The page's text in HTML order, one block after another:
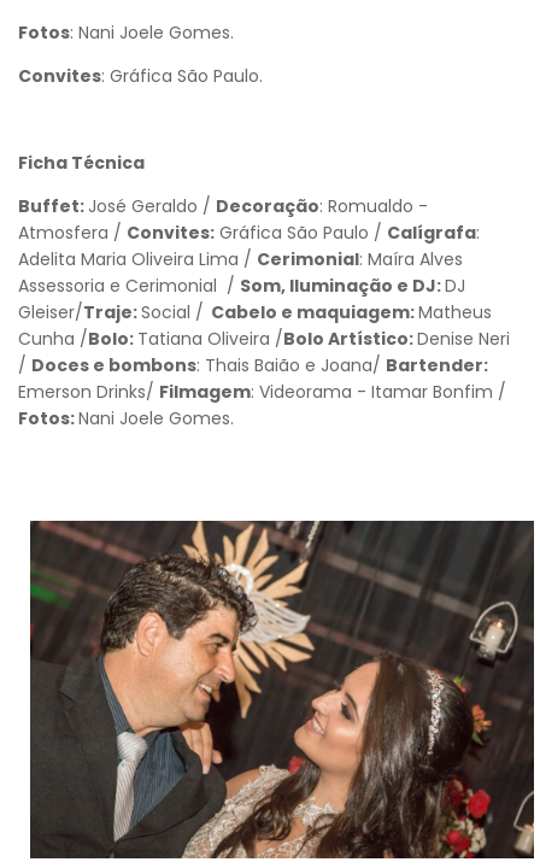
Voltar
Fotos: Nani Joele Gomes.
Convites: Gráfica São Paulo.
Ficha Técnica
Buffet: José Geraldo / Decoração: Romualdo -
Atmosfera / Convites: Gráfica São Paulo / Calígrafa:
Adelita Maria Oliveira Lima / Cerimonial: Maíra Alves
Assessoria e Cerimonial / Som, Iluminação e DJ:DJ
Gleiser/Traje:Social / Cabelo e maquiagem:Matheus
Cunha /Bolo: Tatiana Oliveira /Bolo Artístico:Denise Neri
/ Doces e bombons: Thais Baião e Joana/ Bartender:
Emerson Drinks/ Filmagem: Videorama - Itamar Bonfim /
Fotos:Nani Joele Gomes.